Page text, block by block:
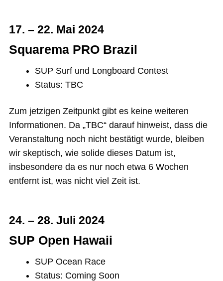
17. – 22. Mai 2024
Squarema PRO Brazil
SUP Surf und Longboard Contest
Status: TBC
Zum jetzigen Zeitpunkt gibt es keine weiteren
Informationen. Da „TBC“ darauf hinweist, dass die
Veranstaltung noch nicht bestätigt wurde, bleiben
wir skeptisch, wie solide dieses Datum ist,
insbesondere da es nur noch etwa 6 Wochen
entfernt ist, was nicht viel Zeit ist.
24. – 28. Juli 2024
SUP Open Hawaii
SUP Ocean Race
Status: Coming Soon